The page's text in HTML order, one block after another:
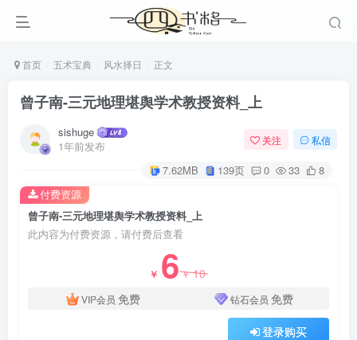
首页 五术宝典 风水择日 正文
曾子南-三元地理堪舆学术教授资料_上
sishuge
1年前发布
关注 私信
7.62MB 139页 0 33 8
曾子南-三元地理堪舆学术教授资料_上
此内容为付费资源，请付费后查看
￥ 6￥10
VIP会员 免费 钻石会员 免费
登录购买
付费资源